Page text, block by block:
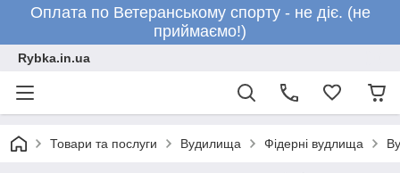
Оплата по Ветеранському спорту - не діє. (не
приймаємо!)
Rybka.in.ua
Товари та послуги Вудилища Фідерні вудлища